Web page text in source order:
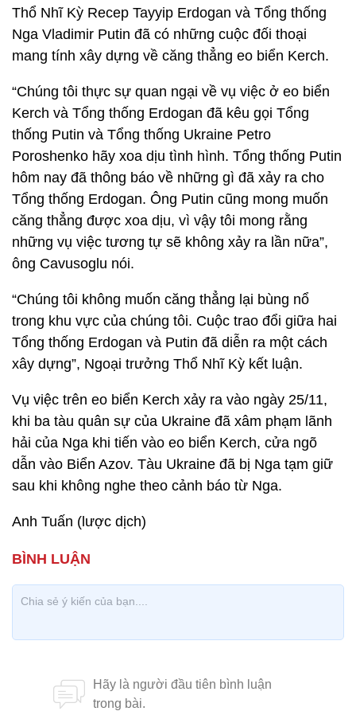
Thổ Nhĩ Kỳ Recep Tayyip Erdogan và Tổng thống
Nga Vladimir Putin đã có những cuộc đối thoại
mang tính xây dựng về căng thẳng eo biển Kerch.
“Chúng tôi thực sự quan ngại về vụ việc ở eo biển
Kerch và Tổng thống Erdogan đã kêu gọi Tổng
thống Putin và Tổng thống Ukraine Petro
Poroshenko hãy xoa dịu tình hình. Tổng thống Putin
hôm nay đã thông báo về những gì đã xảy ra cho
Tổng thống Erdogan. Ông Putin cũng mong muốn
căng thẳng được xoa dịu, vì vậy tôi mong rằng
những vụ việc tương tự sẽ không xảy ra lần nữa”,
ông Cavusoglu nói.
“Chúng tôi không muốn căng thẳng lại bùng nổ
trong khu vực của chúng tôi. Cuộc trao đổi giữa hai
Tổng thống Erdogan và Putin đã diễn ra một cách
xây dựng”, Ngoại trưởng Thổ Nhĩ Kỳ kết luận.
Vụ việc trên eo biển Kerch xảy ra vào ngày 25/11,
khi ba tàu quân sự của Ukraine đã xâm phạm lãnh
hải của Nga khi tiến vào eo biển Kerch, cửa ngõ
dẫn vào Biển Azov. Tàu Ukraine đã bị Nga tạm giữ
sau khi không nghe theo cảnh báo từ Nga.
Anh Tuấn (lược dịch)